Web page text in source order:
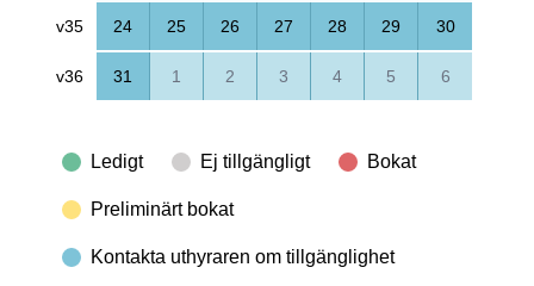
v35 24 25 26 27 28 29 30
v36 31 1 2 3 4 5 6
Ledigt Ej tillgängligt Bokat
Preliminärt bokat
Kontakta uthyraren om tillgänglighet